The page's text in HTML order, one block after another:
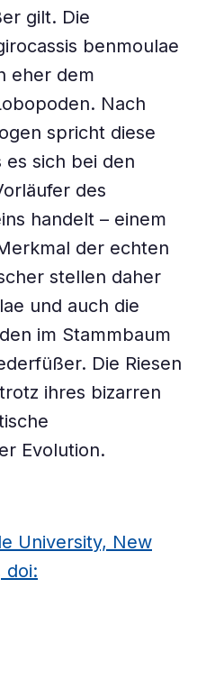
gilt. Die
benmoulae
eher dem
Nach
spricht diese
es sich bei den
des
handelt – einem
der echten
stellen daher
und auch die
im Stammbaum
Die Riesen
ihres bizarren
Evolution.
University, New
doi: